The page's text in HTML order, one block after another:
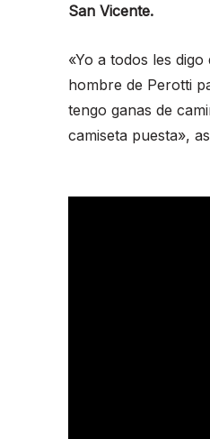
San Vicente.
«Yo a todos les
hombre de Perotti
tengo ganas de
camiseta puesta»,